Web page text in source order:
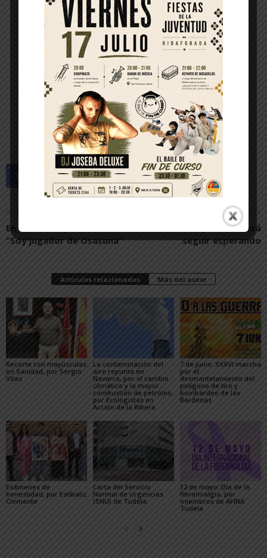
Artículo anterior
En marcha el proyecto
“Soy jugador de Osasuna”
Artículo siguiente
La Puerta del Juicio deberá
seguir esperando
Artículos relacionados Más del autor
Recorte con mayúsculas
en Sanidad, por Sergio
Vitas
La contaminación del
aire repunta en
Navarra, por el cambio
climático y la mayor
combustión de petróleo,
por Ecologistas en
Acción de la Ribera
7 de junio. XXXVI marcha
por el
desmantelamiento del
polígono de tiro y
bombardeo de las
Bardenas
Exámenes de
honestidad, por Estíbaliz
Clemente
Carta del Servicio
Normal de Urgencias
(SNU) de Tudela
12 de mayo: Día de la
fibromialgia, por
miembros de AFINA
Tudela